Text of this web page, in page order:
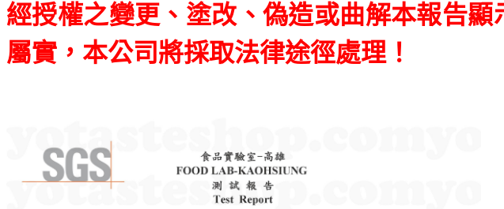
經授權之變更、塗改、偽造或曲解本報告顯
屬實，本公司將採取法律途徑處理！